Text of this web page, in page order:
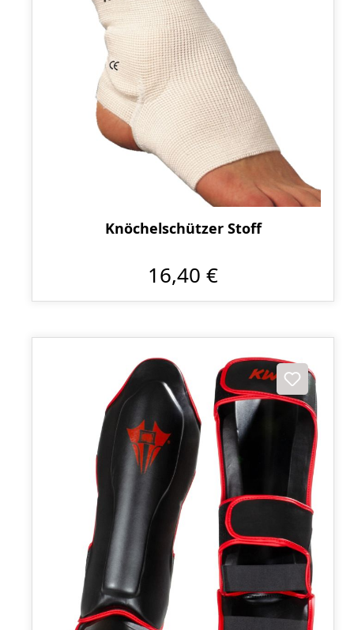
Knöchelschützer Stoff
16,40 €